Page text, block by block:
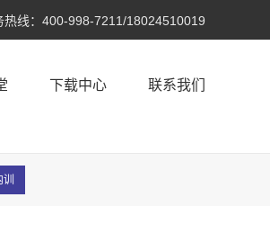
线： 400-998-7211/18024510019
下载中心 联系我们